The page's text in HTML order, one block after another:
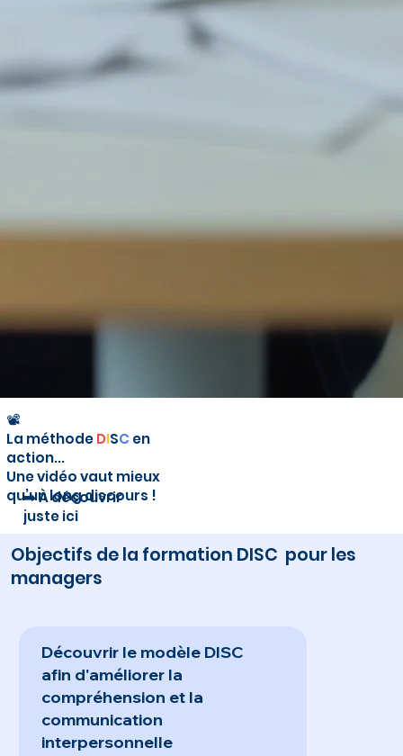
📽️
La méthode DISC en
action...
Une vidéo vaut mieux
qu’un long discours !
➡️ À découvrir
juste ici
Objectifs de la formation DISC pour les
managers
Découvrir le modèle DISC
afin d'améliorer la
compréhension et la
communication
interpersonnelle